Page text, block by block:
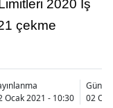
2020 İş
çekme
Ocak 2021 - 10:30
02